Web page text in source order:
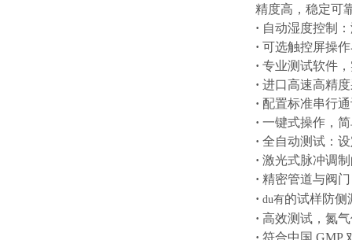
精度高，稳定可
· 自动湿度控制
· 可选触控屏操
· 专业测试软件
· 进口高速高精
· 配置标准串行
· 一键式操作，
· 全自动测试：
· 激光式脉冲调
· 精密管道与阀
· du有的试样防侧
· 高效测试，氮
· 符合中国 GMP